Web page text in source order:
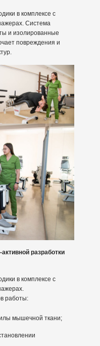
в комплексе с
Система
и изолированные
повреждения и
разработки
в комплексе с
работы:
мышечной ткани;